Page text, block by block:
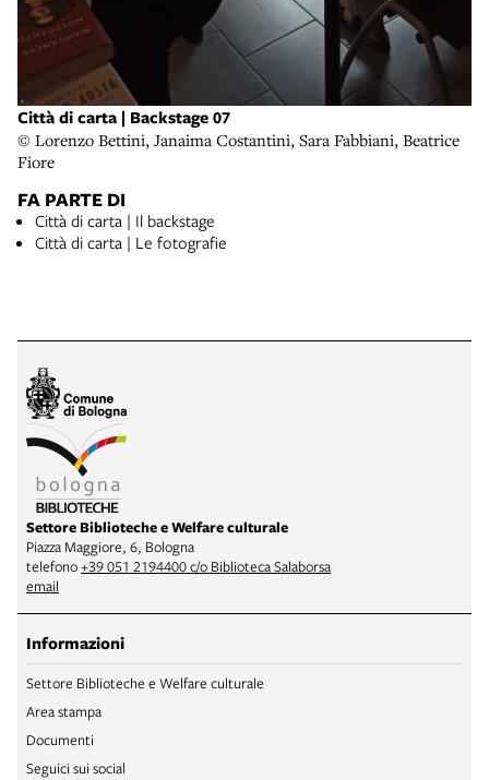
Città di carta | Backstage 07
© Lorenzo Bettini, Janaima Costantini, Sara Fabbiani, Beatrice
Fiore
FA PARTE DI
Città di carta | Il backstage
Città di carta | Le fotografie
Settore Biblioteche e Welfare culturale
Piazza Maggiore, 6, Bologna
telefono+39 051 2194400 c/o Biblioteca Salaborsa
email
Informazioni
Settore Biblioteche e Welfare culturale
Area stampa
Documenti
Seguici sui social